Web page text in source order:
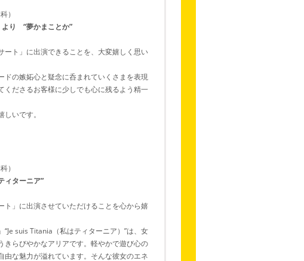
）
より “夢かまことか”
ート」に出演できることを、大変嬉しく思い
ドの嫉妬心と疑念に呑まれていくさまを表現
くださるお客様に少しでも心に残るよう精一
いです。
）
ィターニア”
ト」に出演させていただけることを心から嬉
suis Titania（私はティターニア）”は、女
きらびやかなアリアです。軽やかで遊び心の
由な魅力が溢れています。そんな彼女のエネ